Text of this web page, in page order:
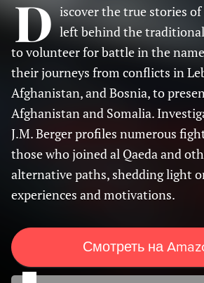
D iscover the true stories
left behind the
to volunteer for battle in the
their journeys from conflicts in
Afghanistan, and Bosnia, to
Afghanistan and Somalia.
J.M. Berger profiles numerous
those who joined al Qaeda and
alternative paths, shedding light
experiences and motivations.
Смотреть на